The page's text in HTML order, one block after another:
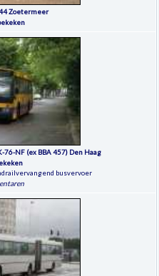
Zoetermeer
NF (ex BBA 457) Den Haag
busvervoer